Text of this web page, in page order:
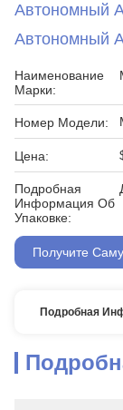
Автономный
Автономный
Наименование
Марки:
Номер Модели:
Цена:
Подробная
Информация Об
Упаковке:
Получите
Подробная